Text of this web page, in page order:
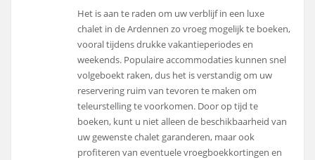
Het is aan te raden om uw verblijf in een luxe
chalet in de Ardennen zo vroeg mogelijk te boeken,
vooral tijdens drukke vakantieperiodes en
weekends. Populaire accommodaties kunnen snel
volgeboekt raken, dus het is verstandig om uw
reservering ruim van tevoren te maken om
teleurstelling te voorkomen. Door op tijd te
boeken, kunt u niet alleen de beschikbaarheid van
uw gewenste chalet garanderen, maar ook
profiteren van eventuele vroegboekkortingen en